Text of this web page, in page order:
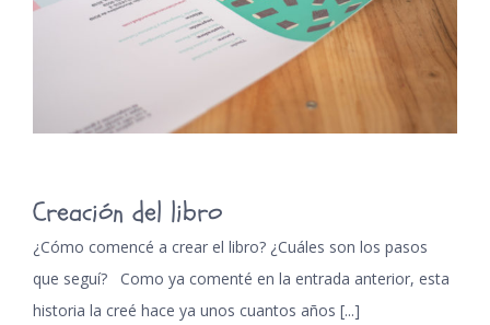
Creación del libro
¿Cómo comencé a crear el libro? ¿Cuáles son los pasos
que seguí? Como ya comenté en la entrada anterior, esta
historia la creé hace ya unos cuantos años [...]